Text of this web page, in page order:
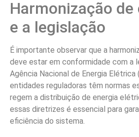
especialmente importante em
energética ou onde há muitos
e máquinas em uso.
5. Quais estão os sinais
harmonização é
Sinais incluem interrupções
de energia, sobrecargas nos
tensão que podem afetar o
dispositivos elétricos.